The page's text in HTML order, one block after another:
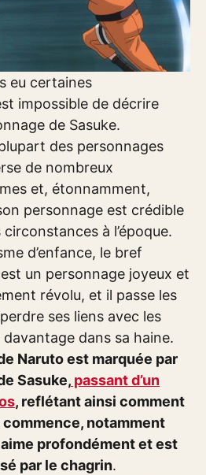
eu certaines
impossible de décrire
de Sasuke.
des personnages
de nombreux
et, étonnamment,
personnage est crédible
à l’époque.
d’enfance, le bref
un personnage joyeux et
révolu, et il passe les
ses liens avec les
dans sa haine.
Naruto est marquée par
Sasuke, passant d’un
, reflétant ainsi comment
notamment
profondément et est
par le chagrin.